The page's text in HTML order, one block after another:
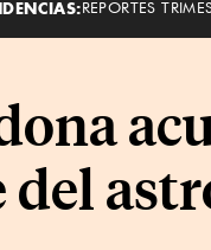
REPORTES